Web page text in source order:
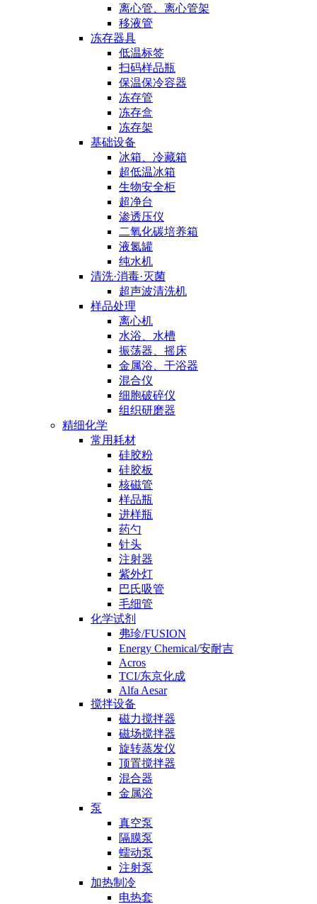
离心管、离心管架
移液管
冻存器具
低温标签
扫码样品瓶
保温保冷容器
冻存管
冻存盒
冻存架
基础设备
冰箱、冷藏箱
超低温冰箱
生物安全柜
超净台
渗透压仪
二氧化碳培养箱
液氮罐
纯水机
清洗·消毒·灭菌
超声波清洗机
样品处理
离心机
水浴、水槽
振荡器、摇床
金属浴、干浴器
混合仪
细胞破碎仪
组织研磨器
精细化学
常用耗材
硅胶粉
硅胶板
核磁管
样品瓶
进样瓶
药勺
针头
注射器
紫外灯
巴氏吸管
毛细管
化学试剂
弗珍/FUSION
Energy Chemical/安耐吉
Acros
TCI/东京化成
Alfa Aesar
搅拌设备
磁力搅拌器
磁场搅拌器
旋转蒸发仪
顶置搅拌器
混合器
金属浴
泵
真空泵
隔膜泵
蠕动泵
注射泵
加热制冷
电热套